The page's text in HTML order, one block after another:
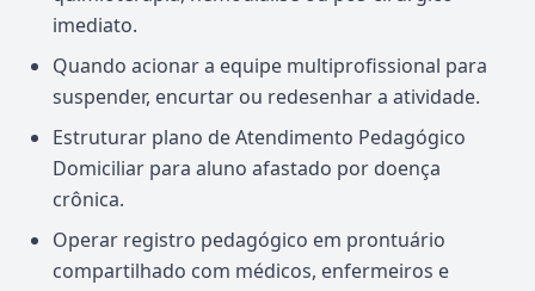
imediato.
Quando acionar a equipe multiprofissional para
suspender, encurtar ou redesenhar a atividade.
Estruturar plano de Atendimento Pedagógico
Domiciliar para aluno afastado por doença
crônica.
Operar registro pedagógico em prontuário
compartilhado com médicos, enfermeiros e